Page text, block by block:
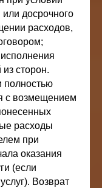
досрочного
расходов,
сторон.
полностью
с возмещением
расходы
при
оказания
(если
Возврат